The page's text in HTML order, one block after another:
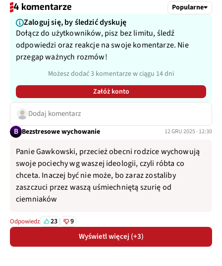
4 komentarze Popularne
Zaloguj się, by śledzić dyskuję
Dołącz do użytkowników, pisz bez limitu, śledź
odpowiedzi oraz reakcje na swoje komentarze. Nie
przegap ważnych rozmów!
Możesz dodać 3 komentarze w ciągu 14 dni
Załóż konto
Dodaj komentarz
B Bezstresowe wychowanie 12 GRU 2025 · 12:30
Panie Gawkowski, przecież obecni rodzice wychowują
swoje pociechy wg waszej ideologii, czyli róbta co
chceta. Inaczej być nie może, bo zaraz zostaliby
zaszczuci przez waszą uśmiechniętą szurię od
ciemniaków
Odpowiedz 23 9
Wyświetl więcej (+3)